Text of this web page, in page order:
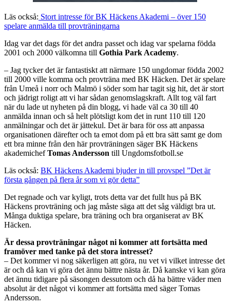
Läs också: Stort intresse för BK Häckens Akademi – över 150
spelare anmälda till provträningarna
Idag var det dags för det andra passet och idag var spelarna födda
2001 och 2000 välkomna till Gothia Park Academy.
– Jag tycker det är fantastiskt att närmare 150 ungdomar födda 2002
till 2000 ville komma och provträna med BK Häcken. Det är spelare
från Umeå i norr och Malmö i söder som har tagit sig hit, det är stort
och jädrigt roligt att vi har sådan genomslagskraft. Allt tog väl fart
när du lade ut nyheten på din blogg, vi hade väl ca 30 till 40
anmälda innan och så helt plötsligt kom det in runt 110 till 120
anmälningar och det är jättekul. Det är bara för oss att anpassa
organisationen därefter och ta emot dom på ett bra sätt samt ge dom
ett bra minne från den här provträningen säger BK Häckens
akademichefTomas Andersson till Ungdomsfotboll.se
Läs också: BK Häckens Akademi bjuder in till provspel ”Det är
första gången på flera år som vi gör detta”
Det regnade och var kyligt, trots detta var det fullt hus på BK
Häckens provträning och jag måste säga att det såg väldigt bra ut.
Många duktiga spelare, bra träning och bra organiserat av BK
Häcken.
Är dessa provträningar något ni kommer att fortsätta med
framöver med tanke på det stora intresset?
– Det kommer vi nog säkerligen att göra, nu vet vi vilket intresse det
är och då kan vi göra det ännu bättre nästa år. Då kanske vi kan göra
det ännu tidigare på säsongen dessutom och då ha bättre väder men
absolut är det något vi kommer att fortsätta med säger Tomas
Andersson.